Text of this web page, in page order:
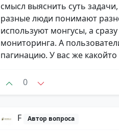
смысл выяснить суть
разные люди понимают
используют монгусы, а
мониторинга. А
пагинацию. У вас же
0
F Автор вопроса